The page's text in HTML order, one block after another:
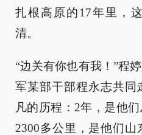
扎根高原的17年里，
清。
“边关有你也有我！”程
军某部干部程永志共同
凡的历程：2年，是他
2300多公里，是他们